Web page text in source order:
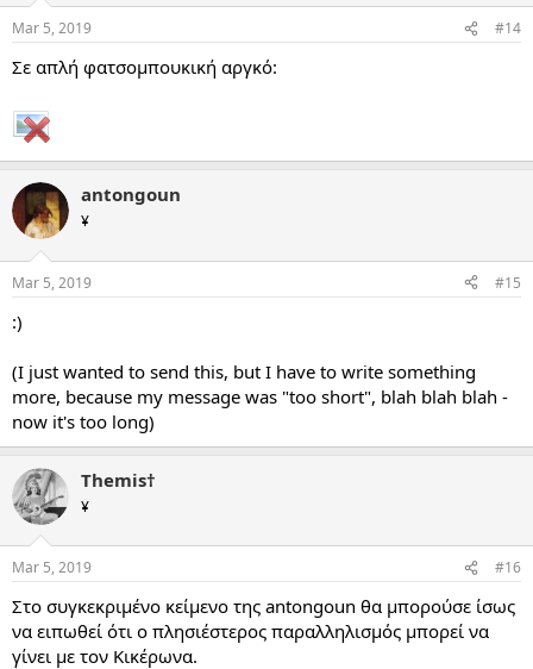
Mar 5, 2019 #14
Σε απλή φατσομπουκική αργκό:
antongoun
¥
Mar 5, 2019 #15
:)
(I just wanted to send this, but I have to write something
more, because my message was "too short", blah blah blah -
now it's too long)
Themis†
¥
Mar 5, 2019 #16
Στο συγκεκριμένο κείμενο της antongoun θα μπορούσε ίσως
να ειπωθεί ότι ο πλησιέστερος παραλληλισμός μπορεί να
γίνει με τον Κικέρωνα.